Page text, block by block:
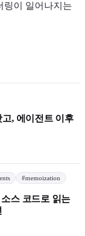
링이 일어나지는
, 에이전트 이후
#memoization
스 코드로 읽는